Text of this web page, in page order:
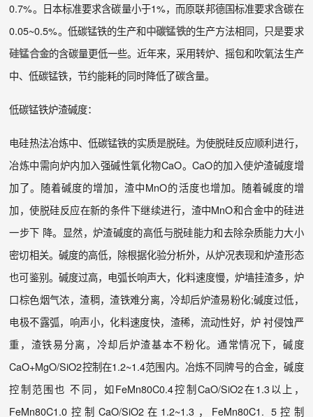
0.7%。日本标准要求含碳量小于1%，而原联邦德国标准要求含碳在
0.05~0.5%。低碳锰铁的生产和中碳锰铁的生产方法相同，只是要求
硅锰合金的含碳量更低一些。近年来，采用转炉、摇包和吹氧法生产
中、低碳锰铁，节约能耗的同时降低了碳含量。
低碳锰铁炉渣碱度：
电硅热法冶炼中、低碳锰铁的实质是脱硅。为使脱硅反应顺利进行，
冶炼中需向炉内加入强碱性氧化物CaO。CaO的加入使炉渣碱度增
加了。随着碱度的增加，渣中MnO的活度也增加。随着碱度的增
加，使脱硅反应在新的条件下继续进行，渣中MnO和合金中的硅进
一步下 降。显然，炉渣碱度的高低与脱硅能力和去除杂质能力大小
密切相关。碱度的高低，除根据化验分析外，从炉况表现和炉渣形态
也可鉴别。碱度过高，电弧长响声大，化料速度慢，炉墙挂渣多，炉
口棕色烟气浓，渣稠，渣铁难分离，冷却后炉渣易粉化;碱度过低，
电极不露弧，响声小，化料速度快，渣稀，流动性好，炉 衬侵蚀严
重，渣铁易分离，冷却后炉渣基本不粉化。通常情况下，碱度
CaO+MgO/SiO2控制在1.2~1.4范围内。冶炼不同牌号的合金，碱度
控制范围也 不同，如FeMn80C0.4控制CaO/SiO2在1.3以上，
FeMn80C1.0控制CaO/SiO2在1.2~1.3，FeMn80C1. 5控制